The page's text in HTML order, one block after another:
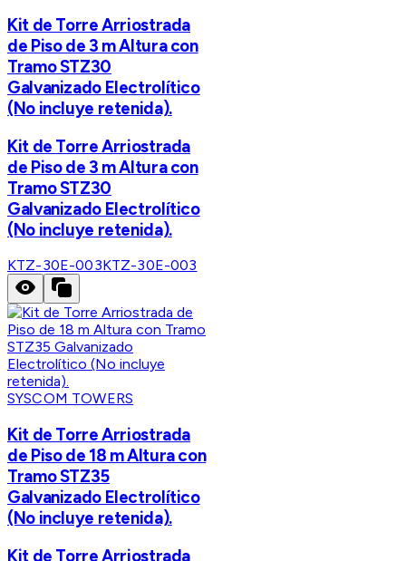
Kit de Torre Arriostrada
de Piso de 3 m Altura con
Tramo STZ30
Galvanizado Electrolítico
(No incluye retenida).
Kit de Torre Arriostrada
de Piso de 3 m Altura con
Tramo STZ30
Galvanizado Electrolítico
(No incluye retenida).
KTZ-30E-003KTZ-30E-003
SYSCOM TOWERS
Kit de Torre Arriostrada
de Piso de 18 m Altura con
Tramo STZ35
Galvanizado Electrolítico
(No incluye retenida).
Kit de Torre Arriostrada